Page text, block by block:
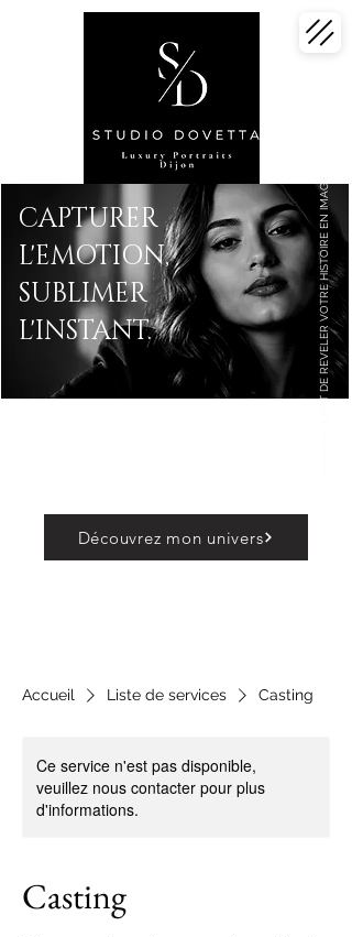
------------ L'ART DE REVELER VOTRE HISTOIRE EN IMAGE
CAPTURER
L'EMOTION,
SUBLIMER
L'INSTANT.
Découvrez mon univers
Accueil Liste de services Casting
Ce service n'est pas disponible,
veuillez nous contacter pour plus
d'informations.
Casting